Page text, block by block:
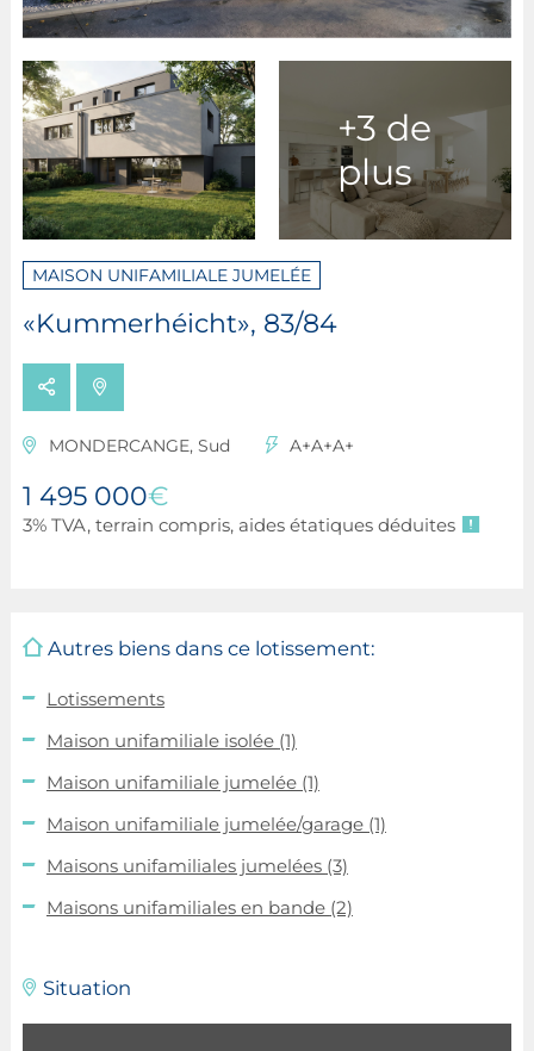
+3 de
plus
MAISON UNIFAMILIALE JUMELÉE
«Kummerhéicht», 83/84
MONDERCANGE, Sud A+A+A+
1 495 000€
3% TVA, terrain compris, aides étatiques déduites
Autres biens dans ce lotissement:
Lotissements
Maison unifamiliale isolée (1)
Maison unifamiliale jumelée (1)
Maison unifamiliale jumelée/garage (1)
Maisons unifamiliales jumelées (3)
Maisons unifamiliales en bande (2)
Situation